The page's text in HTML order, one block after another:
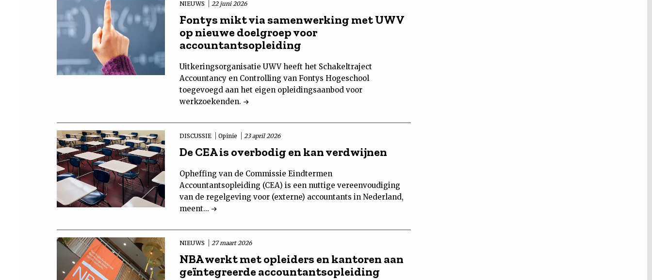
NIEUWS 22 juni 2026
Fontys mikt via samenwerking met UWV
op nieuwe doelgroep voor
accountantsopleiding
Uitkeringsorganisatie UWV heeft het Schakeltraject
Accountancy en Controlling van Fontys Hogeschool
toegevoegd aan het eigen opleidingsaanbod voor
werkzoekenden.
DISCUSSIE Opinie 23 april 2026
De CEA is overbodig en kan verdwijnen
Opheffing van de Commissie Eindtermen
Accountantsopleiding (CEA) is een nuttige vereenvoudiging
van de regelgeving voor (externe) accountants in Nederland,
meent...
NIEUWS 27 maart 2026
NBA werkt met opleiders en kantoren aan
geïntegreerde accountantsopleiding